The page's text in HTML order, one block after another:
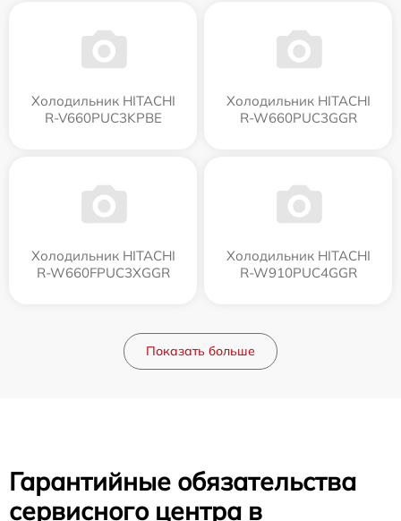
Холодильник HITACHI
R-V660PUC3KPBE
Холодильник HITACHI
R-W660PUC3GGR
Холодильник HITACHI
R-W660FPUC3XGGR
Холодильник HITACHI
R-W910PUC4GGR
Показать больше
Гарантийные обязательства
сервисного центра в